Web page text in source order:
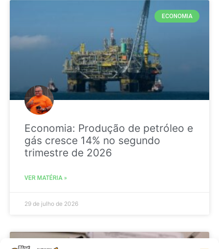
ECONOMIA
Economia: Produção de petróleo e
gás cresce 14% no segundo
trimestre de 2026
VER MATÉRIA »
29 de julho de 2026